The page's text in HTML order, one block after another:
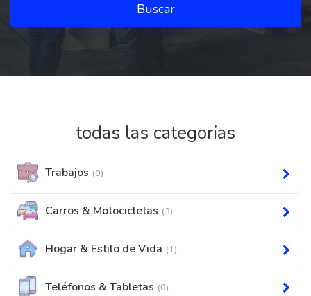
Buscar
todas las categorias
Trabajos (0)
Carros & Motocicletas (3)
Hogar & Estilo de Vida (1)
Teléfonos & Tabletas (0)